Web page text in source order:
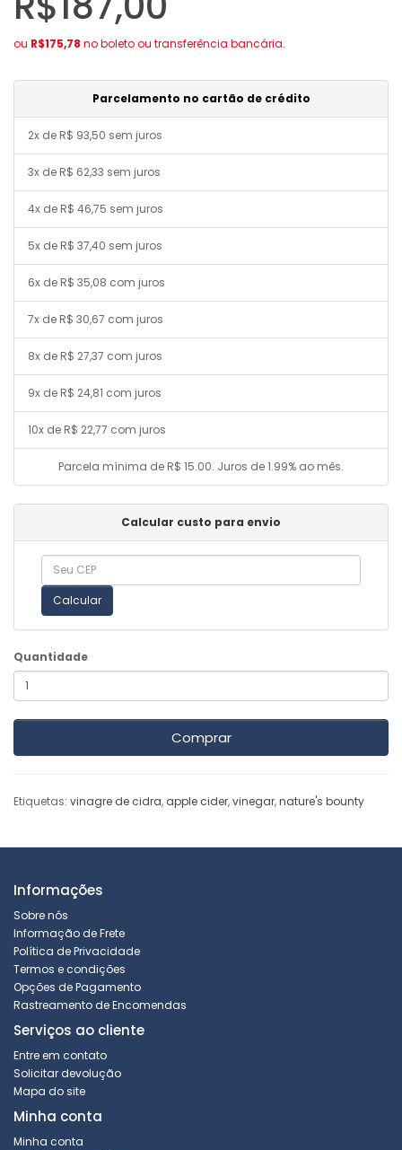
ou R$175,78 no boleto ou transferência bancária.
Parcelamento no cartão de crédito
2x de R$ 93,50 sem juros
3x de R$ 62,33 sem juros
4x de R$ 46,75 sem juros
5x de R$ 37,40 sem juros
6x de R$ 35,08 com juros
7x de R$ 30,67 com juros
8x de R$ 27,37 com juros
9x de R$ 24,81 com juros
10x de R$ 22,77 com juros
Parcela mínima de R$ 15.00. Juros de 1.99% ao mês.
Calcular custo para envio
Calcular
Quantidade
Comprar
Etiquetas: vinagre de cidra, apple cider,vinegar,nature's bounty
Informações
Sobre nós
Informação de Frete
Política de Privacidade
Termos e condições
Opções de Pagamento
Rastreamento de Encomendas
Serviços ao cliente
Entre em contato
Solicitar devolução
Mapa do site
Minha conta
Minha conta